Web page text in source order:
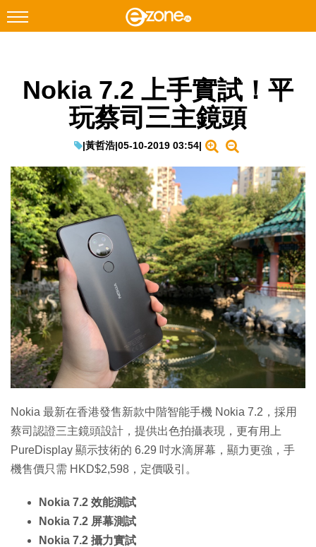
Facebook Instagram
遊戲動漫
教學評測
EduTech
IT Times
生成式AI與雲端應用
Enterprise Digital Transformation
特集
Nokia 7.2 上手實試！平
玩蔡司三主鏡頭
|黃哲浩|05-10-2019 03:54|
Nokia 最新在香港發售新款中階智能手機 Nokia 7.2，採用
蔡司認證三主鏡頭設計，提供出色拍攝表現，更有用上
PureDisplay 顯示技術的 6.29 吋水滴屏幕，顯力更強，手
機售價只需 HKD$2,598，定價吸引。
Nokia 7.2 效能測試
Nokia 7.2 屏幕測試
Nokia 7.2 攝力實試